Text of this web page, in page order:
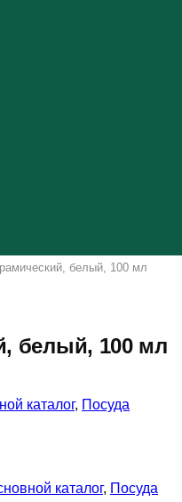
белый, 100 мл
белый, 100 мл
каталог, Посуда
каталог, Посуда